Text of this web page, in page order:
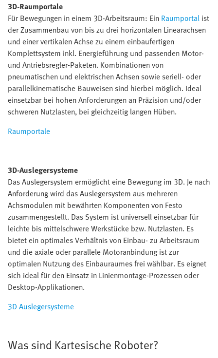
3D-Raumportale
Für Bewegungen in einem 3D-Arbeitsraum: Ein Raumportal ist
der Zusammenbau von bis zu drei horizontalen Linearachsen
und einer vertikalen Achse zu einem einbaufertigen
Komplettsystem inkl. Energieführung und passenden Motor-
und Antriebsregler-Paketen. Kombinationen von
pneumatischen und elektrischen Achsen sowie seriell- oder
parallelkinematische Bauweisen sind hierbei möglich. Ideal
einsetzbar bei hohen Anforderungen an Präzision und/oder
schweren Nutzlasten, bei gleichzeitig langen Hüben.
Raumportale
3D-Auslegersysteme
Das Auslegersystem ermöglicht eine Bewegung im 3D. Je nach
Anforderung wird das Auslegersystem aus mehreren
Achsmodulen mit bewährten Komponenten von Festo
zusammengestellt. Das System ist universell einsetzbar für
leichte bis mittelschwere Werkstücke bzw. Nutzlasten. Es
bietet ein optimales Verhältnis von Einbau- zu Arbeitsraum
und die axiale oder parallele Motoranbindung ist zur
optimalen Nutzung des Einbauraumes frei wählbar. Es eignet
sich ideal für den Einsatz in Linienmontage-Prozessen oder
Desktop-Applikationen.
3D Auslegersysteme
Was sind Kartesische Roboter?